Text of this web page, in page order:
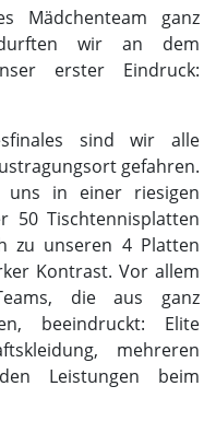
Mädchenteam ganz
wir an dem
erster Eindruck:
sind wir alle
gefahren.
uns in einer riesigen
50 Tischtennisplatten
zu unseren 4 Platten
Kontrast. Vor allem
die aus ganz
beeindruckt: Elite
mehreren
Leistungen beim